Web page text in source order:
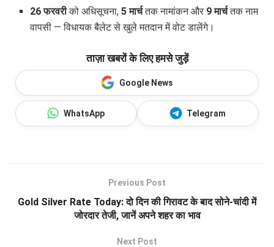
26 फरवरीको अधिसूचना,5 मार्चतक नामांकन और 9 मार्चतक नाम
वापसी — विधायक बैलेट से खुले मतदान में वोट डालेंगे।
ताज़ा खबरों के लिए हमसे जुड़ें
Google News
WhatsApp Telegram
Previous Post
Gold Silver Rate Today: दो दिन की गिरावट के बाद सोने-चांदी में
जोरदार तेजी, जानें अपने शहर का भाव
Next Post